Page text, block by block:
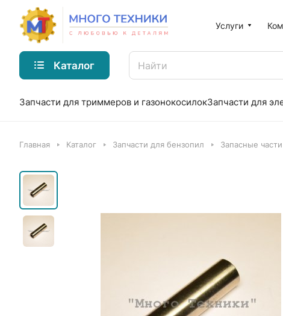
Услуги
Каталог
Запчасти для триммеров и газонокосилокЗапчасти для
Главная Каталог Запчасти для бензопил Запасные